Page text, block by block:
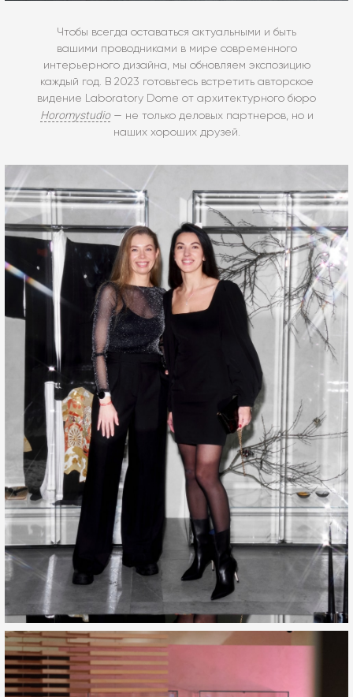
Чтобы всегда оставаться актуальными и быть
вашими проводниками в мире современного
интерьерного дизайна, мы обновляем экспозицию
каждый год. В 2023 готовьтесь встретить авторское
видение Laboratory Dome от архитектурного бюро
Horomystudio— не только деловых партнеров, но и
наших хороших друзей.